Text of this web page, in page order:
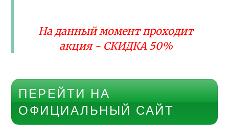
На данный момент проходит
акция - СКИДКА 50%
ПЕРЕЙТИ НА
ОФИЦИАЛЬНЫЙ САЙТ